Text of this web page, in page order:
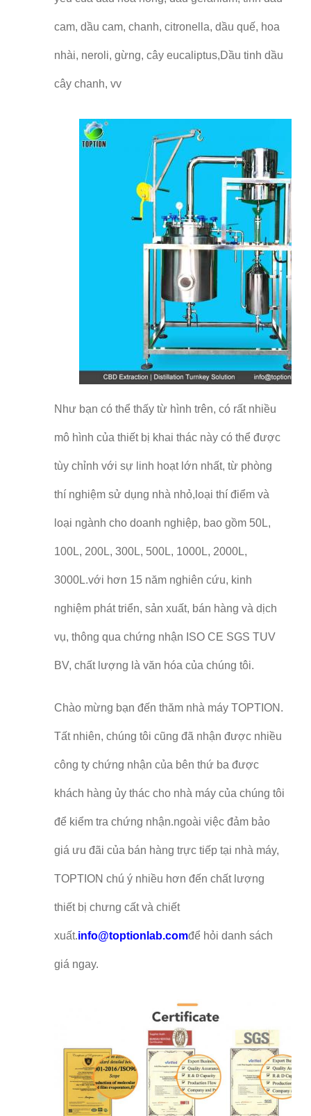
cam, dầu cam, chanh, citronella, dầu quế, hoa
nhài, neroli, gừng, cây eucaliptus,Dầu tinh dầu
cây chanh, vv
Như bạn có thể thấy từ hình trên, có rất nhiều
mô hình của thiết bị khai thác này có thể được
tùy chỉnh với sự linh hoạt lớn nhất, từ phòng
thí nghiệm sử dụng nhà nhỏ,loại thí điểm và
loại ngành cho doanh nghiệp, bao gồm 50L,
100L, 200L, 300L, 500L, 1000L, 2000L,
3000L.với hơn 15 năm nghiên cứu, kinh
nghiệm phát triển, sản xuất, bán hàng và dịch
vụ, thông qua chứng nhận ISO CE SGS TUV
BV, chất lượng là văn hóa của chúng tôi.
Chào mừng bạn đến thăm nhà máy TOPTION.
Tất nhiên, chúng tôi cũng đã nhận được nhiều
công ty chứng nhận của bên thứ ba được
khách hàng ủy thác cho nhà máy của chúng tôi
để kiểm tra chứng nhận.ngoài việc đảm bảo
giá ưu đãi của bán hàng trực tiếp tại nhà máy,
TOPTION chú ý nhiều hơn đến chất lượng
thiết bị chưng cất và chiết
xuất.info@toptionlab.comđể hỏi danh sách
giá ngay.